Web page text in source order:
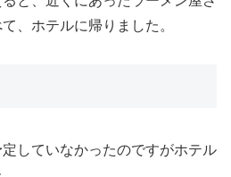
、ホテルに帰りました。
していなかったのですがホテル